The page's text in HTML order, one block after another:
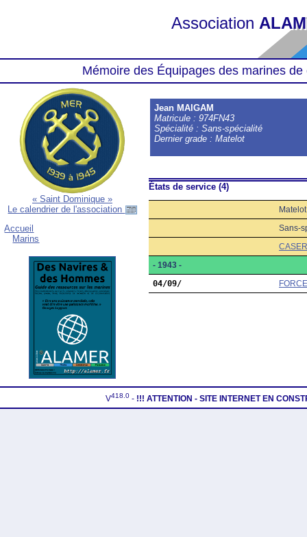
Association
Mémoire des Équipages des marines
« Saint Dominique »
Le calendrier de l'association
Accueil
Marins
Jean MAIGAM
Matricule : 974FN43
Spécialité : Sans-spécialité
Dernier grade : Matelot
États de service (4)
Matelot
Sans-
- 1943 -
04/09/
V418.0 - !!! ATTENTION - SITE INTERNET EN